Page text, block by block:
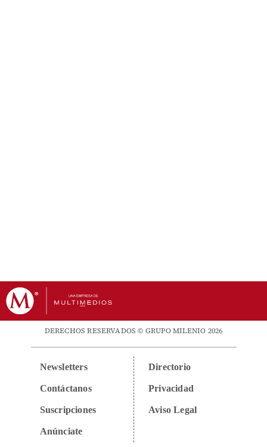
DERECHOS RESERVADOS © GRUPO MILENIO 2026
Newsletters
Contáctanos
Suscripciones
Anúnciate
Directorio
Privacidad
Aviso Legal